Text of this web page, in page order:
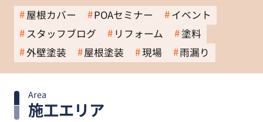
屋根カバー POAセミナー
イベント
スタッフブログ
リフォーム
塗料
外壁塗装
屋根塗装 現場 雨漏り
施工エリア
Area